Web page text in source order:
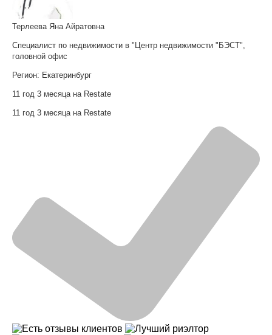
Терлеева Яна Айратовна
Специалист по недвижимости в "Центр недвижимости "БЭСТ",
головной офис
Регион: Екатеринбург
11 год 3 месяца на Restate
11 год 3 месяца на Restate